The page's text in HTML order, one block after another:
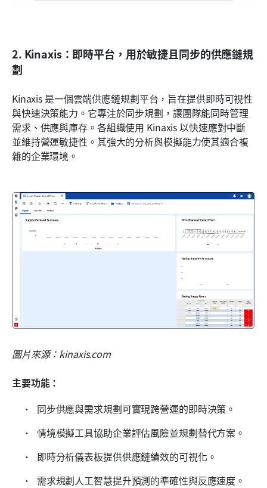
2. Kinaxis：即時平台，用於敏捷且同步的供應鏈規
劃
Kinaxis 是一個雲端供應鏈規劃平台，旨在提供即時可視性
與快速決策能力。它專注於同步規劃，讓團隊能同時管理
需求、供應與庫存。各組織使用 Kinaxis 以快速應對中斷
並維持營運敏捷性。其強大的分析與模擬能力使其適合複
雜的企業環境。
圖片來源：kinaxis.com
主要功能：
同步供應與需求規劃可實現跨營運的即時決策。
情境模擬工具協助企業評估風險並規劃替代方案。
即時分析儀表板提供供應鏈績效的可視化。
需求規劃人工智慧提升預測的準確性與反應速度。